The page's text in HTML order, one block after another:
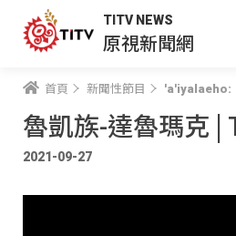
TITV NEWS
原視新聞網
首頁 新聞性節目 'a'iyalaeho:
魯凱族-達魯瑪克 |
2021-09-27